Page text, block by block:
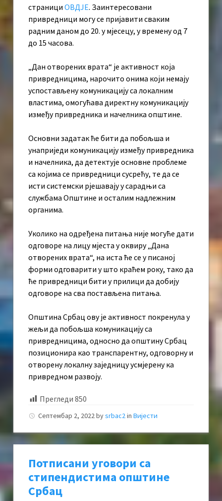
страници ОВДЈЕ. Заинтересовани
привредници могу се пријавити сваким
радним даном до 20. у мјесецу, у времену од 7
до 15 часова.
„Дан отворених врата“ је активност која
привредницима, нарочито онима који немају
успостављену комуникацију са локалним
властима, омогућава директну комуникацију
између привредника и начелника општине.
Основни задатак ће бити да побољша и
унаприједи комуникацију између привредника
и начелника, да детектује основне проблеме
са којима се привредници сусрећу, те да се
исти системски рјешавају у сарадњи са
службама Општине и осталим надлежним
органима.
Уколико на одређена питања није могуће дати
одговоре на лицу мјеста у оквиру „Дана
отворених врата“, на иста ће се у писаној
форми одговарити у што краћем року, тако да
ће привредници бити у прилици да добију
одговоре на сва постављена питања.
Општина Србац ову је активност покренула у
жељи да побољша комуникацију са
привредницима, односно да општину Србац
позиционира као транспарентну, одговорну и
отворену локалну заједницу усмјерену ка
привредном развоју.
Прегледи 850
Септембар 2, 2022bysrbac2in Вијести
Потписани уговори са
стипендистима општине
Србац